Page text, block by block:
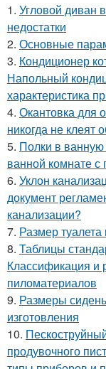
1. Угловой диван
недостатки
2. Основные
3. Кондиционер
Напольный
характеристика
4. Окантовка для
никогда не
5. Полки в
ванной комнате с
6. Уклон
документ
канализации?
7. Размер
8. Таблицы
Классификация и
пиломатериалов
9. Размеры
изготовления
10.
продувочного